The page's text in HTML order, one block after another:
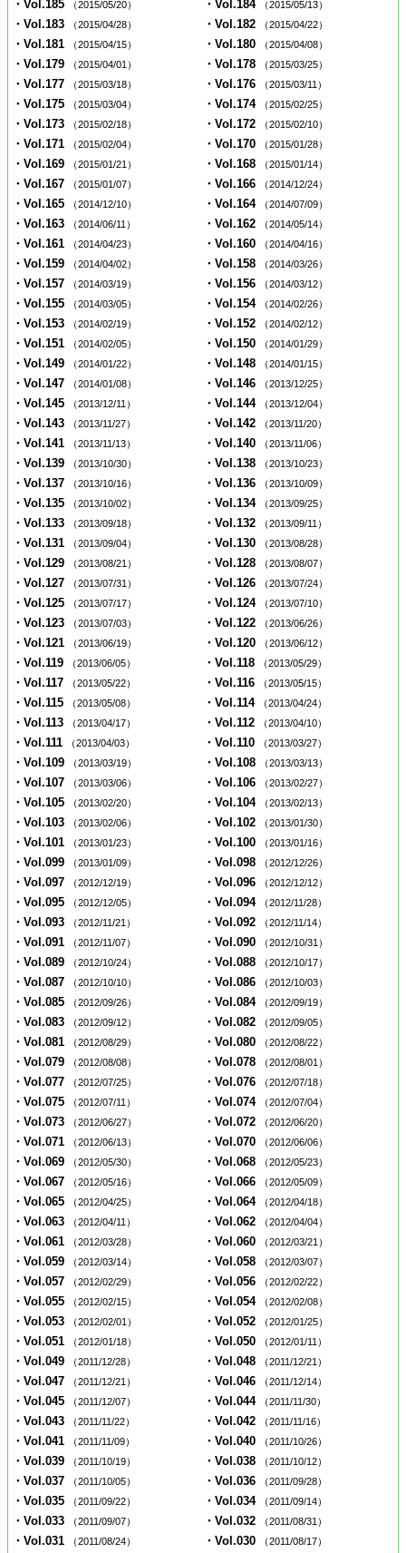
・Vol.185 （2015/05/20） ・Vol.184 （2015/05/13）
・Vol.183 （2015/04/28） ・Vol.182 （2015/04/22）
・Vol.181 （2015/04/15） ・Vol.180 （2015/04/08）
・Vol.179 （2015/04/01） ・Vol.178 （2015/03/25）
・Vol.177 （2015/03/18） ・Vol.176 （2015/03/11）
・Vol.175 （2015/03/04） ・Vol.174 （2015/02/25）
・Vol.173 （2015/02/18） ・Vol.172 （2015/02/10）
・Vol.171 （2015/02/04） ・Vol.170 （2015/01/28）
・Vol.169 （2015/01/21） ・Vol.168 （2015/01/14）
・Vol.167 （2015/01/07） ・Vol.166 （2014/12/24）
・Vol.165 （2014/12/10） ・Vol.164 （2014/07/09）
・Vol.163 （2014/06/11） ・Vol.162 （2014/05/14）
・Vol.161 （2014/04/23） ・Vol.160 （2014/04/16）
・Vol.159 （2014/04/02） ・Vol.158 （2014/03/26）
・Vol.157 （2014/03/19） ・Vol.156 （2014/03/12）
・Vol.155 （2014/03/05） ・Vol.154 （2014/02/26）
・Vol.153 （2014/02/19） ・Vol.152 （2014/02/12）
・Vol.151 （2014/02/05） ・Vol.150 （2014/01/29）
・Vol.149 （2014/01/22） ・Vol.148 （2014/01/15）
・Vol.147 （2014/01/08） ・Vol.146 （2013/12/25）
・Vol.145 （2013/12/11） ・Vol.144 （2013/12/04）
・Vol.143 （2013/11/27） ・Vol.142 （2013/11/20）
・Vol.141 （2013/11/13） ・Vol.140 （2013/11/06）
・Vol.139 （2013/10/30） ・Vol.138 （2013/10/23）
・Vol.137 （2013/10/16） ・Vol.136 （2013/10/09）
・Vol.135 （2013/10/02） ・Vol.134 （2013/09/25）
・Vol.133 （2013/09/18） ・Vol.132 （2013/09/11）
・Vol.131 （2013/09/04） ・Vol.130 （2013/08/28）
・Vol.129 （2013/08/21） ・Vol.128 （2013/08/07）
・Vol.127 （2013/07/31） ・Vol.126 （2013/07/24）
・Vol.125 （2013/07/17） ・Vol.124 （2013/07/10）
・Vol.123 （2013/07/03） ・Vol.122 （2013/06/26）
・Vol.121 （2013/06/19） ・Vol.120 （2013/06/12）
・Vol.119 （2013/06/05） ・Vol.118 （2013/05/29）
・Vol.117 （2013/05/22） ・Vol.116 （2013/05/15）
・Vol.115 （2013/05/08） ・Vol.114 （2013/04/24）
・Vol.113 （2013/04/17） ・Vol.112 （2013/04/10）
・Vol.111 （2013/04/03） ・Vol.110 （2013/03/27）
・Vol.109 （2013/03/19） ・Vol.108 （2013/03/13）
・Vol.107 （2013/03/06） ・Vol.106 （2013/02/27）
・Vol.105 （2013/02/20） ・Vol.104 （2013/02/13）
・Vol.103 （2013/02/06） ・Vol.102 （2013/01/30）
・Vol.101 （2013/01/23） ・Vol.100 （2013/01/16）
・Vol.099 （2013/01/09） ・Vol.098 （2012/12/26）
・Vol.097 （2012/12/19） ・Vol.096 （2012/12/12）
・Vol.095 （2012/12/05） ・Vol.094 （2012/11/28）
・Vol.093 （2012/11/21） ・Vol.092 （2012/11/14）
・Vol.091 （2012/11/07） ・Vol.090 （2012/10/31）
・Vol.089 （2012/10/24） ・Vol.088 （2012/10/17）
・Vol.087 （2012/10/10） ・Vol.086 （2012/10/03）
・Vol.085 （2012/09/26） ・Vol.084 （2012/09/19）
・Vol.083 （2012/09/12） ・Vol.082 （2012/09/05）
・Vol.081 （2012/08/29） ・Vol.080 （2012/08/22）
・Vol.079 （2012/08/08） ・Vol.078 （2012/08/01）
・Vol.077 （2012/07/25） ・Vol.076 （2012/07/18）
・Vol.075 （2012/07/11） ・Vol.074 （2012/07/04）
・Vol.073 （2012/06/27） ・Vol.072 （2012/06/20）
・Vol.071 （2012/06/13） ・Vol.070 （2012/06/06）
・Vol.069 （2012/05/30） ・Vol.068 （2012/05/23）
・Vol.067 （2012/05/16） ・Vol.066 （2012/05/09）
・Vol.065 （2012/04/25） ・Vol.064 （2012/04/18）
・Vol.063 （2012/04/11） ・Vol.062 （2012/04/04）
・Vol.061 （2012/03/28） ・Vol.060 （2012/03/21）
・Vol.059 （2012/03/14） ・Vol.058 （2012/03/07）
・Vol.057 （2012/02/29） ・Vol.056 （2012/02/22）
・Vol.055 （2012/02/15） ・Vol.054 （2012/02/08）
・Vol.053 （2012/02/01） ・Vol.052 （2012/01/25）
・Vol.051 （2012/01/18） ・Vol.050 （2012/01/11）
・Vol.049 （2011/12/28） ・Vol.048 （2011/12/21）
・Vol.047 （2011/12/21） ・Vol.046 （2011/12/14）
・Vol.045 （2011/12/07） ・Vol.044 （2011/11/30）
・Vol.043 （2011/11/22） ・Vol.042 （2011/11/16）
・Vol.041 （2011/11/09） ・Vol.040 （2011/10/26）
・Vol.039 （2011/10/19） ・Vol.038 （2011/10/12）
・Vol.037 （2011/10/05） ・Vol.036 （2011/09/28）
・Vol.035 （2011/09/22） ・Vol.034 （2011/09/14）
・Vol.033 （2011/09/07） ・Vol.032 （2011/08/31）
・Vol.031 （2011/08/24） ・Vol.030 （2011/08/17）